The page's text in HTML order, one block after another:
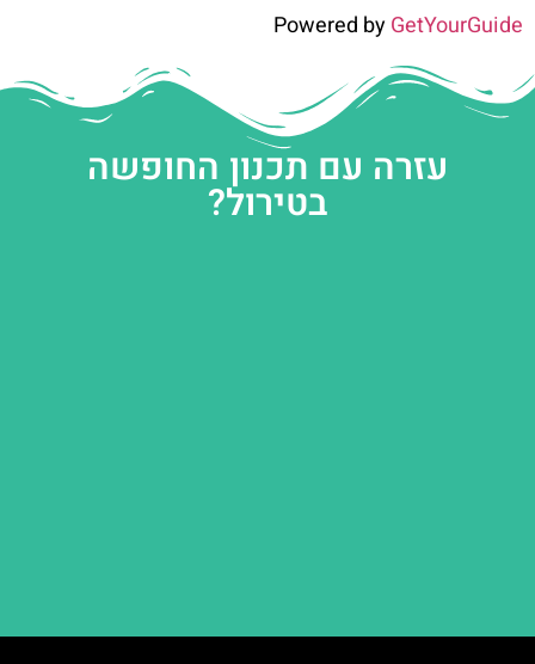
Powered byGetYourGuide
עזרה עם תכנון החופשה
בטירול?